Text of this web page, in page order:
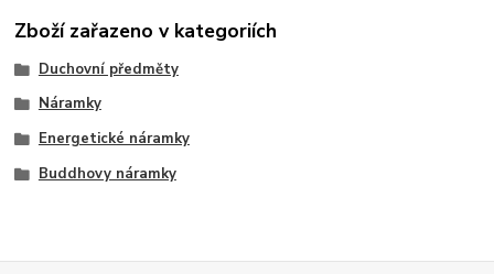
Zboží zařazeno v kategoriích
Duchovní předměty
Náramky
Energetické náramky
Buddhovy náramky